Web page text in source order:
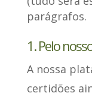
parágrafos.
1. Pelo
A nossa
certidões